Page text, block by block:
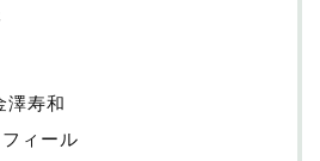
澤寿和
ィール